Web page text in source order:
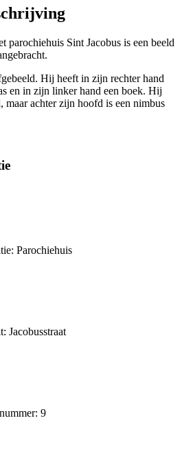
parochiehuis Sint Jacobus is een beeld
Hij heeft in zijn rechter hand
en in zijn linker hand een boek. Hij
maar achter zijn hoofd is een nimbus
Parochiehuis
Jacobusstraat
9